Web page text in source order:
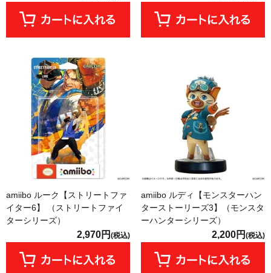
amiibo ルーク【ストリートファ
イター6】 （ストリートファイ
ターシリーズ）
2,970円 (税込)
amiibo ルディ【モンスターハン
ターストーリーズ3】（モンスタ
ーハンターシリーズ）
2,200円 (税込)